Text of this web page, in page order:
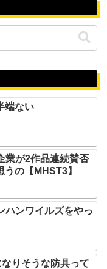
端ない
業が2作品連続賛否
の【MHST3】
ハンワイルズをやっ
りそうな防具って